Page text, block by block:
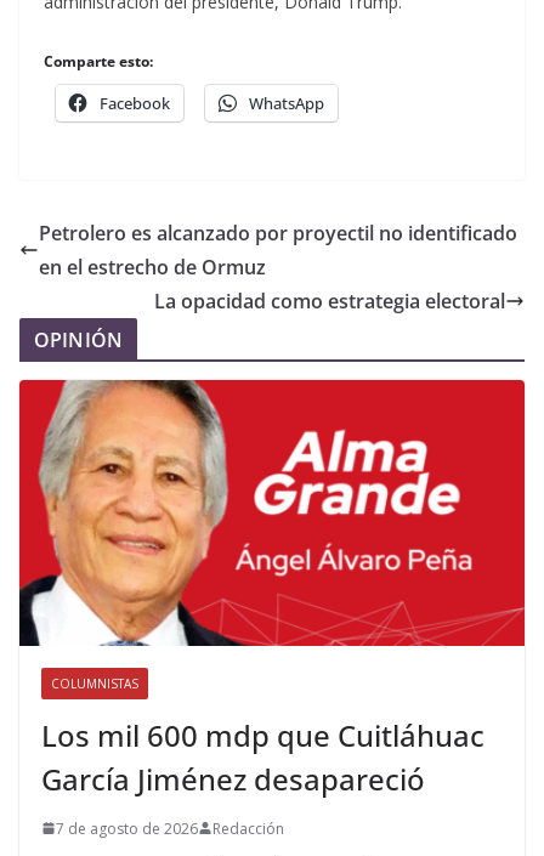
Comparte esto:
Facebook WhatsApp
Petrolero es alcanzado por proyectil no identificado
en el estrecho de Ormuz
La opacidad como estrategia electoral
OPINIÓN
COLUMNISTAS
Los mil 600 mdp que Cuitláhuac
García Jiménez desapareció
7 de agosto de 2026 Redacción